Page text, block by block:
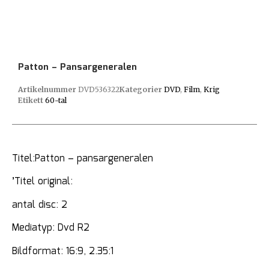
Patton – Pansargeneralen
Artikelnummer DVD536322Kategorier DVD, Film, Krig
Etikett 60-tal
Titel:Patton – pansargeneralen
’Titel original:
antal disc: 2
Mediatyp: Dvd R2
Bildformat: 16:9, 2.35:1